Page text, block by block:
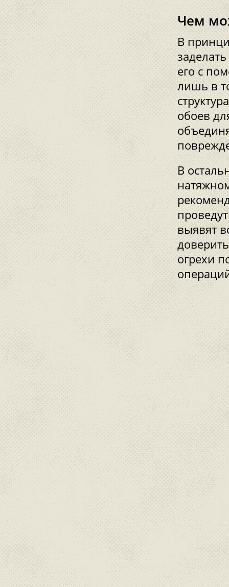
Чем
В
его с
лишь в
обоев
В
выявят
огрехи